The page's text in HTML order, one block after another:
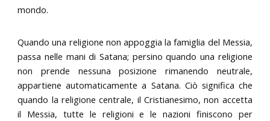
mondo.
Quando una religione non appoggia la famiglia del Messia,
passa nelle mani di Satana; persino quando una religione
non prende nessuna posizione rimanendo neutrale,
appartiene automaticamente a Satana. Ciò significa che
quando la religione centrale, il Cristianesimo, non accetta
il Messia, tutte le religioni e le nazioni finiscono per